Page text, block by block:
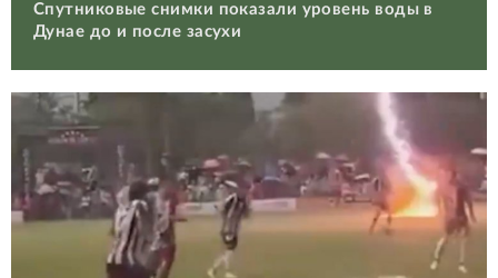
Спутниковые снимки показали уровень воды в
Дунае до и после засухи